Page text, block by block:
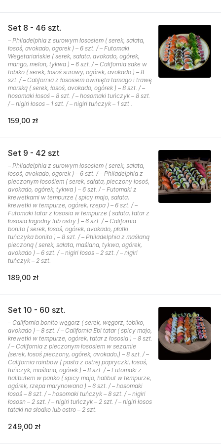
Set 8 - 46 szt.
– Philadelphia z surowym łososiem ( serek, sałata,
łosoś, avokado, ogorek ) – 6 szt. / – Futomaki
Wegetariańskie ( serek, sałata, avokado, ogórek,
mango, melon, tykwa ) – 6 szt. / – California sake w
tobiko ( serek, łosoś surowy, ogórek, avokado ) – 8
szt. / – California z łososiem owinięta tamago i trawę
morską ( serek, łosoś, avokado, ogórek ) – 8 szt. / –
hosomaki łosoś – 8 szt. / – hosomaki tuńczyk – 8 szt.
/ – nigiri łosos – 1 szt. / – nigiri tuńczyk – 1 szt .
159,00 zł
Set 9 - 42 szt
– Philadelphia z surowym łososiem ( serek, sałata,
łosoś, avokado, ogorek ) – 6 szt. / – Philadelphia z
pieczonym łosośiem ( serek, sałata, pieczony łosoś,
avokado, ogórek, tykwa ) – 6 szt. / – Futomaki z
krewetkami w tempurze ( spicy majo, sałata,
krewetki w tempurze, ogórek, rzepa ) – 6 szt. / –
Futomaki tatar z łososia w tempurze ( sałata, tatar z
łososia łagodny lub ostry ) – 6 szt. / – California
bonito ( serek, łosoś, ogórek, avokado, płatki
tuńczyka bonito ) – 8 szt. / – Philadelphia z maślaną
pieczoną ( serek, sałata, maślana, tykwa, ogórek,
avokado ) – 6 szt. / – nigiri łosos – 2 szt. / – nigiri
tuńczyk – 2 szt.
189,00 zł
Set 10 - 60 szt.
– California bonito węgorz ( serek, węgorz, tobiko,
avokado ) – 8 szt. / – California Ebi tatar ( spicy majo,
krewetki w tempurze, ogórek, tatar z łososia ) – 8 szt.
/ – California z pieczonym łososiem w sezamie
(serek, łosoś pieczony, ogórek, avokado,) – 8 szt. / –
California rainbow ( pasta z ostrej papryczki, łosoś,
tuńczyk, maślana, ogórek ) – 8 szt. / – Futomaki z
halibutem w panko ( spicy majo, halibut w tempurze,
ogórek, rzepa marynowana ) – 6 szt. / – hosomaki
łosoś – 8 szt. / – hosomaki tuńczyk – 8 szt. / – nigiri
łososn – 2 szt. / – nigiri tuńczyk – 2 szt. / – nigiri łosos
tataki na słodko lub ostro – 2 szt.
249,00 zł